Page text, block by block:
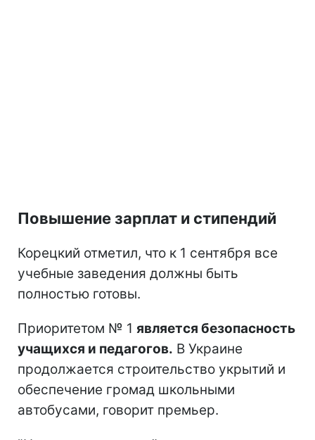
Повышение зарплат и стипендий
Корецкий отметил, что к 1 сентября все
учебные заведения должны быть
полностью готовы.
Приоритетом № 1 является безопасность
учащихся и педагогов. В Украине
продолжается строительство укрытий и
обеспечение громад школьными
автобусами, говорит премьер.